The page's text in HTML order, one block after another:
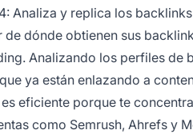
Analiza y replica los
de dónde obtienen sus
Analizando los perfiles de
ya están enlazando a
eficiente porque te
como Semrush, Ahrefs y